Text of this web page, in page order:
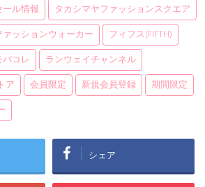
ール情報 タカシマヤファッションスクエア
ァッションウォーカー フィフス(fifth)
バコレ ランウェイチャンネル
ア 会員限定 新規会員登録 期間限定
シェア